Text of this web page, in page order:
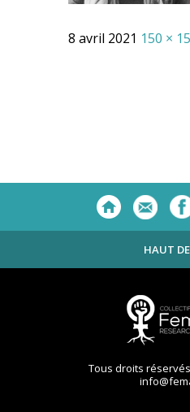
8 avril 2021 150 ×
HAUT
Tous droits